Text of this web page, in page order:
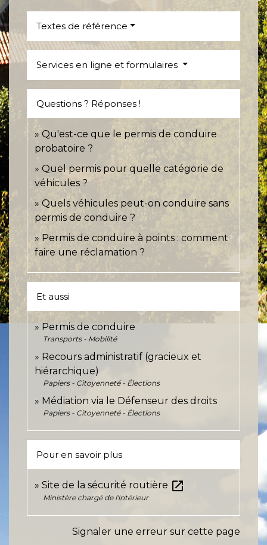
Textes de référence
Services en ligne et formulaires
Questions ? Réponses !
Qu'est-ce que le permis de conduire
probatoire ?
Quel permis pour quelle catégorie de
véhicules ?
Quels véhicules peut-on conduire sans
permis de conduire ?
Permis de conduire à points : comment
faire une réclamation ?
Et aussi
Permis de conduire
Transports - Mobilité
Recours administratif (gracieux et
hiérarchique)
Papiers - Citoyenneté - Élections
Médiation via le Défenseur des droits
Papiers - Citoyenneté - Élections
Pour en savoir plus
Site de la sécurité routière open_in_new
Ministère chargé de l'intérieur
Signaler une erreur sur cette page